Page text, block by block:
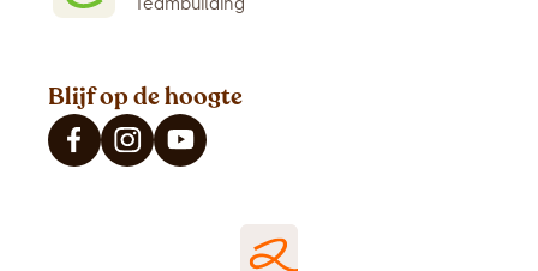
Teambuilding
Blijf op de hoogte